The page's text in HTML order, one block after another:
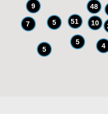
51
48
5
7
4
10
5
9
5